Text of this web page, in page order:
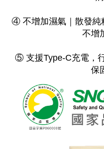
​④ 不增加濕氣｜散發純
不增
​⑤ 支援Type-C充電，
保